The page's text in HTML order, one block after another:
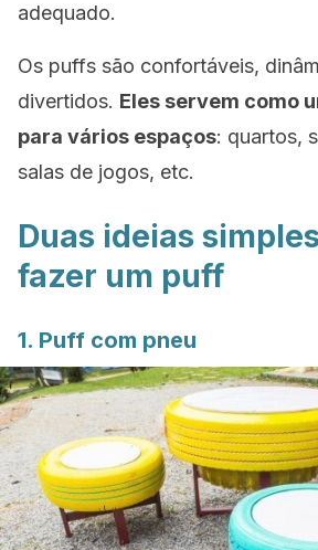
adequado.
Os puffs são confortáveis,
divertidos. Eles servem como
para vários espaços: quartos,
salas de jogos, etc.
Duas ideias
fazer um puff
1. Puff com pneu